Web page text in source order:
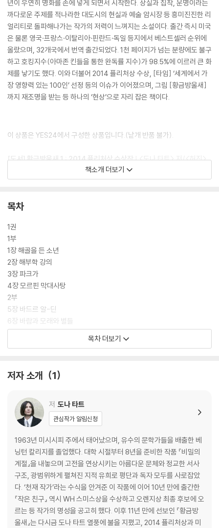
년이 우연히 명화를 손에 넣게 되면서 시작한다. 상실과 집착, 운명이라는
까다로운 주제를 적나라한 대도시의 현실과 예술 암시장 등 흥미진진한 리
얼리티로 돌파해나가는 작가의 저력이 느껴지는 소설이다. 출간 즉시 미국
은 물론 영국·프랑스·이탈리아·핀란드·독일 등지에서 베스트셀러 순위에
올랐으며, 32개국에서 번역 출간되었다. 1천 페이지가 넘는 분량에도 불구
하고 호킹지수(아마존 킨들을 통한 완독률 지수)가 98.5%에 이르러 큰 화
제를 낳기도 했다. 이와 더불어 2014 퓰리처상 수상, [타임] ‘세계에서 가
장 영향력 있는 100인’ 선정 등의 이슈가 이어졌으며, 그림 [황금방울새]
까지 재조명을 받는 등 하나의 ‘현상’으로 자리 잡은 책이다.
이 상품은 YES24에서 구성한 상품입니다.(낱개 반품 불가).
[도서] 황금방울새 1 : 2014 퓰리처상 수상작| <도나 타트> 저/<허진>
완독률 98.5%의 압도적 1위! 2014 퓰리처상 수상작 유려한 수사와 강박
만에 신작을 선보였다. 카렐 파브리티우스의 실제 그림을 소재로 한 이 책
를 손에 넣게 되면서 시작한다. 상실과 집착, 운명이라는 까다로운 주제를
적나라한 대도시의 현실과 예술 암시장 등 흥미진진한 리얼리티로 돌파해
나가는 작가의 저력이 느껴지는 소설이다. 출간 즉시 미국은 물론 영국·프
랑스·이탈리아·핀란드·독일 등지에서 베스트셀러 순위에 올랐으며, 32개
국에서 번역 출간되었다. 1천 페이지가 넘는 분량에도 불구하고 호킹지수
(아마존 킨들을 통한 완독률 지수)가 98.5%에 이르러 큰 화제를 낳기도
했다.
[도서] 황금방울새 2 : 2014 퓰리처상 수상작
완독률 98.5%의 압도적 1위! 2014 퓰리처상 수상작유려한 수사와 강
만에 신작을 선보였다. 카렐 파브리티우스의 실제 그림을 소재로 한 이 책
은 미술관 폭탄 테러에서 엄마를 잃고 홀로 살아남은 소년이 우연히 명화
적나라한 대도시의 현실과 예술 암시장 등 흥미진진한 리얼리티로 돌파해
나가는 작가의 저력이 느껴지는 소설이다. 출간 즉시 미국은 물론 영국·프
랑스·이탈리아·핀란드·독일 등지에서 베스트셀러 순위에 올랐으며, 32개
국에서 번역 출간되었다. 1천 페이지가 넘는 분량에도 불구하고 호킹지수
(아마존 킨들을 통한 완독률 지수)가 98.5%에 이르러 큰 화제를 낳기도
했다. 이와 더불어 2014 퓰리처상 수상, [타임] ‘세계에서 가장 영향력 있
는 100인’ 선정 등의 이슈가 이어졌으며, 그림 [황금방울새]까지 재조명을
받는 등 하나의 ‘현상’으로 자리 잡은 책이다.
책소개 더보기
목차
1권
1부
1장 해골을 든 소년
2장 해부학 강의
3장 파크가
4장 모르핀 막대사탕
2부
5장 바드르 알-딘
6장 바람과 모래와 별들
3부
1권
1장 해골을 든 소년
2장 해부학 강의
3장 파크가
4장 모르핀 막대사탕
2부
5장 바드르 알-딘
6장 바람과 모래와 별들
3부
7장 가게 뒤의 가게
8장 가게 뒤의 가게, 계속
목차 더보기
저자 소개 1
저 도나 타트
관심작가 알림신청
1963년 미시시피 주에서 태어났으며, 유수의 문학가들을 배출한 베
닝턴 칼리지를 졸업했다. 대학 시절부터 8년을 준비한 작품 『비밀의
계절』을 내놓으며 고전을 연상시키는 아름다운 문체와 정교한 서사
구조, 광범위하게 펼쳐진 지적 유희로 평단과 독자 모두를 사로잡았
다. ‘천재 작가’라는 수식을 안겨준 이 작품에 이어 10년 만에 출간한
『작은 친구』 역시 WH 스미스상을 수상하고 오렌지상 최종 후보에 오
르는 등 작가의 명성을 공고히 했다. 이후 11년 만에 선보인 『황금방
울새』는 다시금 도나 타트 열풍에 불을 지폈고, 2014 퓰리처상과 미